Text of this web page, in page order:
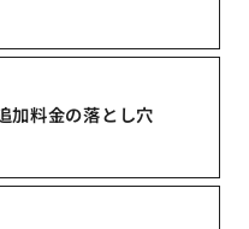
加料金の落とし穴